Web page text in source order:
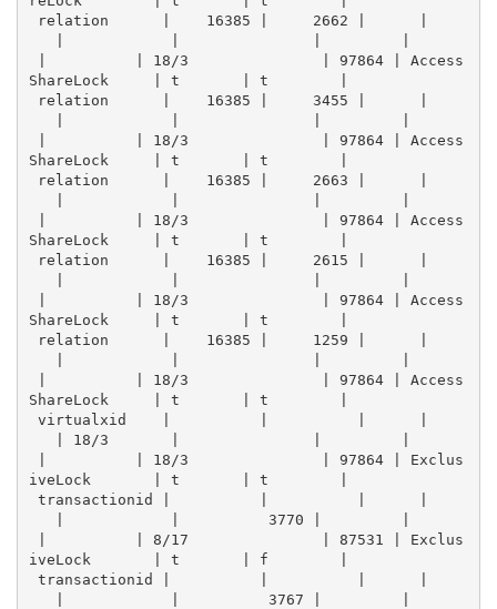
relation      |    16385 |     2662 |      |
|          | 18/3               | 97864 | Access
ShareLock     | t       | t        |
relation      |    16385 |     3455 |      |
|          | 18/3               | 97864 | Access
ShareLock     | t       | t        |
relation      |    16385 |     2663 |      |
|          | 18/3               | 97864 | Access
ShareLock     | t       | t        |
relation      |    16385 |     2615 |      |
|          | 18/3               | 97864 | Access
ShareLock     | t       | t        |
relation      |    16385 |     1259 |      |
|          | 18/3               | 97864 | Access
ShareLock     | t       | t        |
virtualxid    |          |          |      |
| 18/3       |               |         |
|          | 18/3               | 97864 | Exclus
iveLock       | t       | t        |
transactionid |          |          |      |
|            |          3770 |         |
|          | 8/17               | 87531 | Exclus
iveLock       | t       | f        |
transactionid |          |          |      |
|            |          3767 |         |